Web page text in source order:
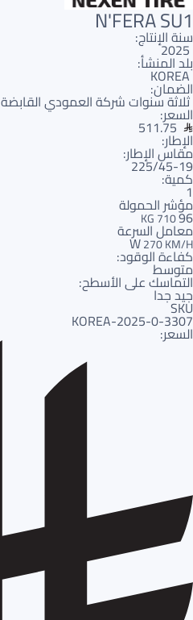
N'FERA SU1
سنة الإنتاج:
2025
بلد المنشأ:
KOREA
الضمان:
ثلاثة سنوات شركة العمودي القابضة
السعر:
511.75
الإطار:
مقاس الإطار:
225/45-19
كمية:
1
مؤشر الحمولة
96
710 KG
معامل السرعة
W270 KM/H
كفاءة الوقود:
متوسط
التماسك على الأسطح:
جيد جدا
SKU
3307-KOREA-2025-0
السعر: